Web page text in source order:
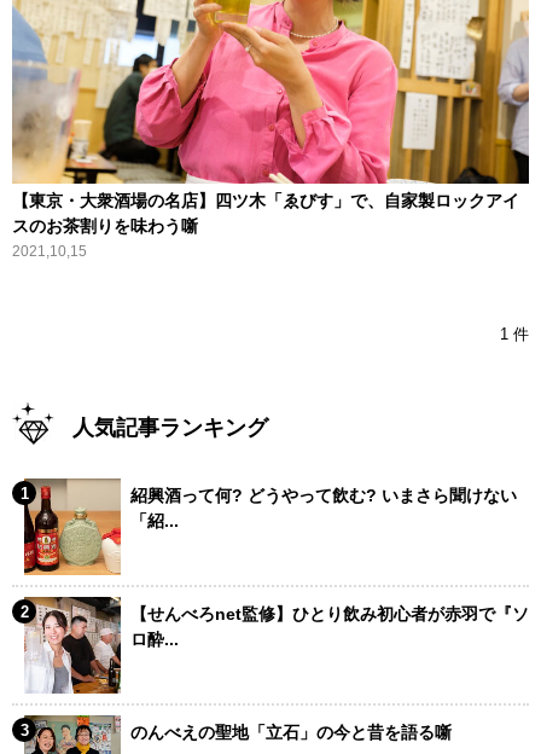
【東京・大衆酒場の名店】四ツ木「ゑびす」で、自家製ロックアイ
スのお茶割りを味わう噺
2021,10,15
1 件
人気記事ランキング
紹興酒って何? どうやって飲む? いまさら聞けない
「紹...
【せんべろnet監修】ひとり飲み初心者が赤羽で『ソ
ロ酔...
のんべえの聖地「立石」の今と昔を語る噺